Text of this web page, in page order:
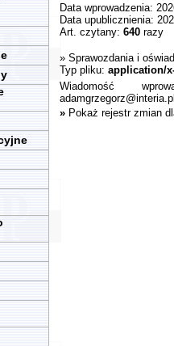
Data wprowadzenia:
Data upublicznienia:
Art. czytany: 640razy
» Sprawozdania i
Typ pliku: application/
Wiadomość
» Pokaż rejestr zmian